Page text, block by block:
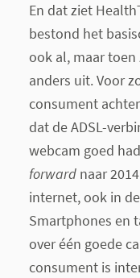
En dat ziet
bestond het
ook al, maar
anders uit. Voor
consument
dat de ADSL-
webcam goed
forwardnaar
internet, ook in
Smartphones en
over één goede
consument is